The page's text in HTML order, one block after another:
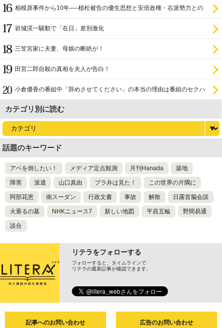
相模原事件から10年──植松被告の優生思想と安倍政権・右派勢力との
岩城滉一騒動で「在日」差別激化
三笠宮家に夫妻、母娘の断絶が！
田宮二郎自殺の真相を夫人が告白！
小倉優香の番組中「辞めさせてください」の本当の理由は番組のセクハ
カテゴリ別に読む
話題のキーワード
アベを倒したい！ メディア定点観測 月刊Hanada 築地
障害 派遣 山口真由 ブラ弁は見た！ この世界の片隅に
阿部花恵 南スーダン 行政文書 事故 解散 日露首脳会談
火垂るの墓 NHKニュース7 新しい地図 平昌五輪 野間易通
談合
リテラをフォローする
フォローすると、タイムラインで
リテラの最新記事が確認できます。
記事へのお問い合わせ 広告のお問い合わせ